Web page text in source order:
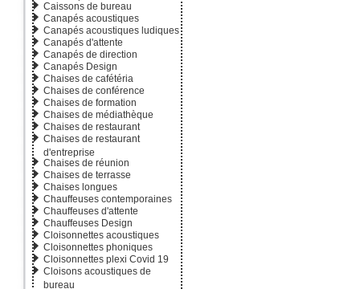
Caissons de bureau
Canapés acoustiques
Canapés acoustiques ludiques
Canapés d'attente
Canapés de direction
Canapés Design
Chaises de cafétéria
Chaises de conférence
Chaises de formation
Chaises de médiathèque
Chaises de restaurant
Chaises de restaurant
d'entreprise
Chaises de réunion
Chaises de terrasse
Chaises longues
Chauffeuses contemporaines
Chauffeuses d'attente
Chauffeuses Design
Cloisonnettes acoustiques
Cloisonnettes phoniques
Cloisonnettes plexi Covid 19
Cloisons acoustiques de
bureau